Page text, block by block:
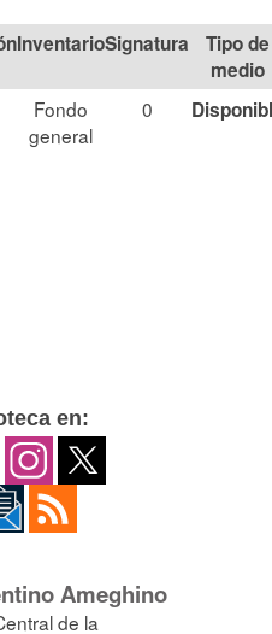
Signatura
Tipo de
medio
Fondo
general
0
en:
Ameghino
de la